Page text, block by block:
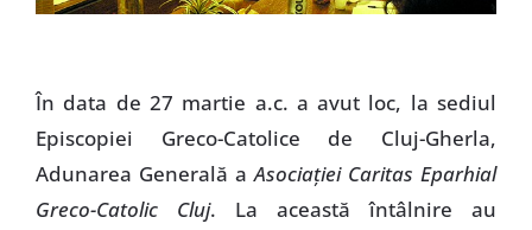
În data de 27 martie a.c. a avut loc, la sediul
Episcopiei Greco-Catolice de Cluj-Gherla,
Adunarea Generală aAsociaţiei Caritas Eparhial
Greco-Catolic Cluj. La această întâlnire au